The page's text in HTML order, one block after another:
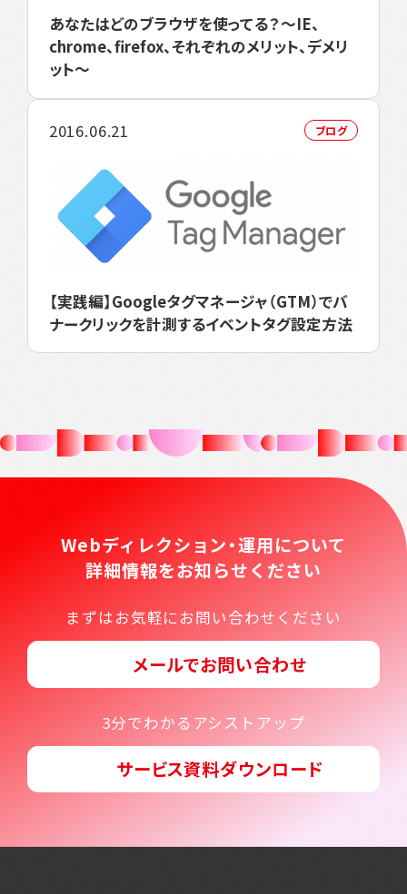
あなたはどのブラウザを使ってる？～IE、
chrome、firefox、それぞれのメリット、デメリ
ット～
2016.06.21 ブログ
【実践編】Googleタグマネージャ（GTM）でバ
ナークリックを計測するイベントタグ設定方法
Webディレクション・運用について
詳細情報をお知らせください
まずはお気軽にお問い合わせください
メールでお問い合わせ
3分でわかるアシストアップ
サービス資料ダウンロード